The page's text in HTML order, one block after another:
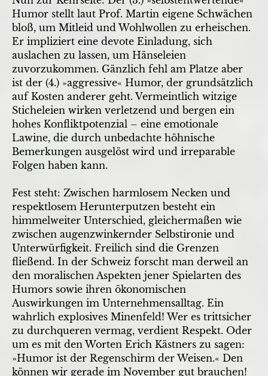
Humor stellt laut Prof. Martin eigene Schwächen
bloß, um Mitleid und Wohlwollen zu erheischen.
Er impliziert eine devote Einladung, sich
auslachen zu lassen, um Hänseleien
zuvorzukommen. Gänzlich fehl am Platze aber
ist der (4.) »aggressive« Humor, der grundsätzlich
auf Kosten anderer geht. Vermeintlich witzige
Sticheleien wirken verletzend und bergen ein
hohes Konfliktpotenzial – eine emotionale
Lawine, die durch unbedachte höhnische
Bemerkungen ausgelöst wird und irreparable
Folgen haben kann.
Fest steht: Zwischen harmlosem Necken und
respektlosem Herunterputzen besteht ein
himmelweiter Unterschied, gleichermaßen wie
zwischen augenzwinkernder Selbstironie und
Unterwürfigkeit. Freilich sind die Grenzen
fließend. In der Schweiz forscht man derweil an
den moralischen Aspekten jener Spielarten des
Humors sowie ihren ökonomischen
Auswirkungen im Unternehmensalltag. Ein
wahrlich explosives Minenfeld! Wer es trittsicher
zu durchqueren vermag, verdient Respekt. Oder
um es mit den Worten Erich Kästners zu sagen:
»Humor ist der Regenschirm der Weisen.« Den
können wir gerade im November gut brauchen!